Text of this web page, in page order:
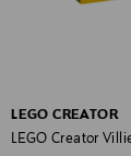
LEGO CREATOR
LEGO Creator